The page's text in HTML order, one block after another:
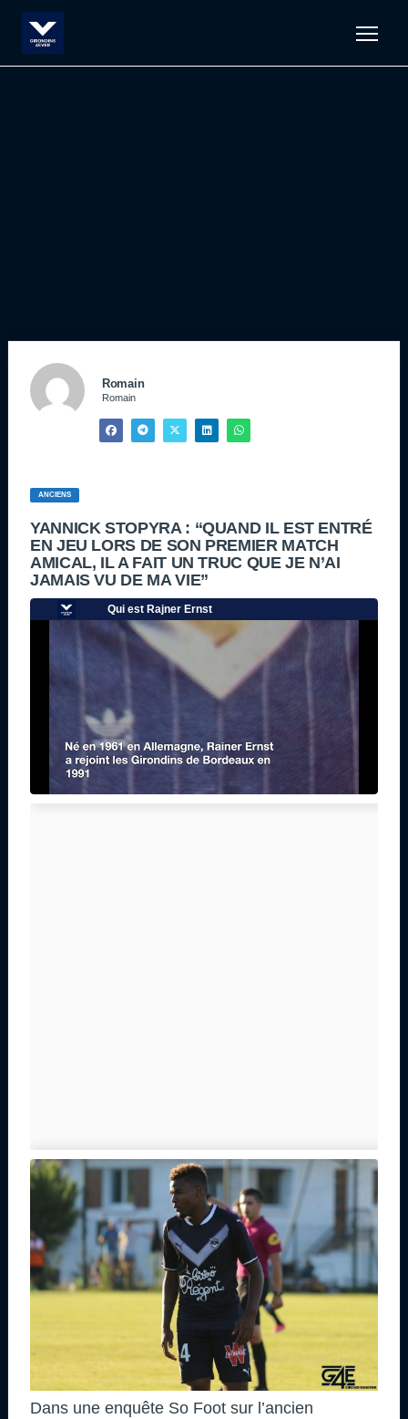
Romain
Romain
ANCIENS
YANNICK STOPYRA : “QUAND IL EST ENTRÉ
EN JEU LORS DE SON PREMIER MATCH
AMICAL, IL A FAIT UN TRUC QUE JE N’AI
JAMAIS VU DE MA VIE”
Dans une enquête So Foot sur l’ancien